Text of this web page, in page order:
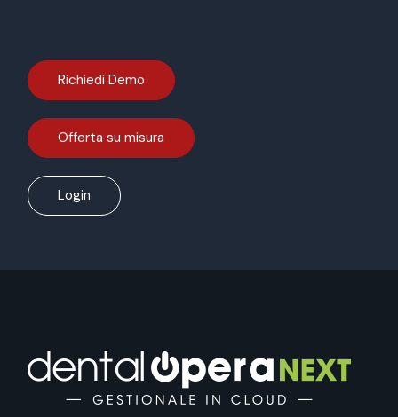
Richiedi Demo
Offerta su misura
Login